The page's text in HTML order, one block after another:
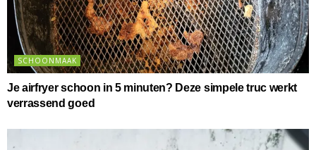
SCHOONMAAK
Je airfryer schoon in 5 minuten? Deze simpele truc werkt
verrassend goed